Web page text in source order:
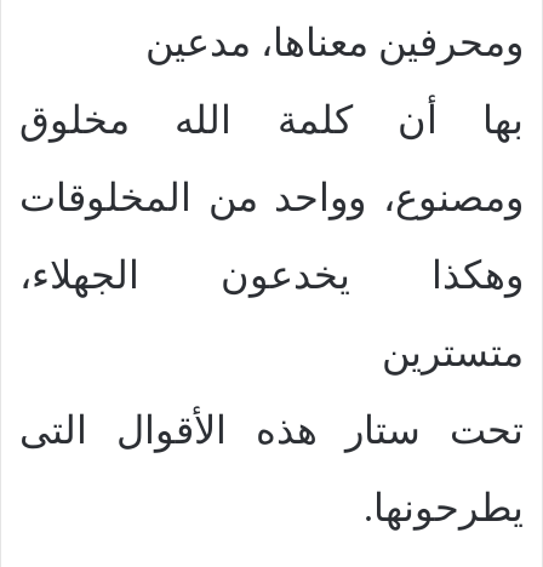
ومحرفين معناها، مدعين
بها أن كلمة الله مخلوق
ومصنوع، وواحد من المخلوقات
وهكذا يخدعون الجهلاء،
متسترين
تحت ستار هذه الأقوال التى
يطرحونها.